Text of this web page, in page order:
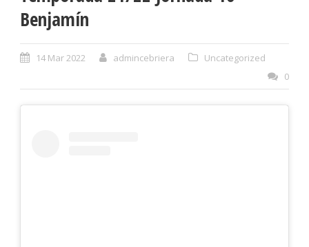
Benjamín
14 Mar 2022 admincebriera
Uncategorized
0